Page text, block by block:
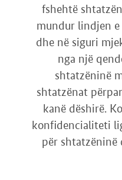
fshehtë
mundur lindjen
dhe në siguri
nga një
shtatzëninë
shtatzënat
kanë dëshirë.
konfidencialiteti
për shtatzëninë